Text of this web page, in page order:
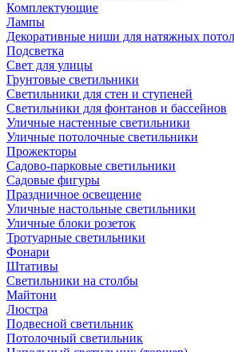
Комплектующие
Лампы
Декоративные ниши для натяжных
Подсветка
Свет для улицы
Грунтовые светильники
Светильники для стен и ступеней
Светильники для фонтанов и бассейнов
Уличные настенные светильники
Уличные потолочные светильники
Прожекторы
Садово-парковые светильники
Садовые фигуры
Праздничное освещение
Уличные настольные светильники
Уличные блоки розеток
Тротуарные светильники
Фонари
Штативы
Светильники на столбы
Майтони
Люстра
Подвесной светильник
Потолочный светильник